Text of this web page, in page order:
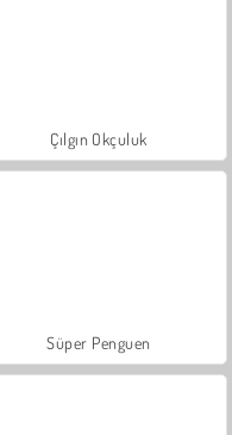
Çılgın Okçuluk
Süper Penguen